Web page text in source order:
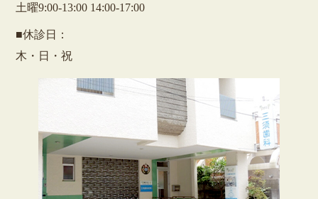
土曜9:00-13:00 14:00-17:00
■休診日：
木・日・祝